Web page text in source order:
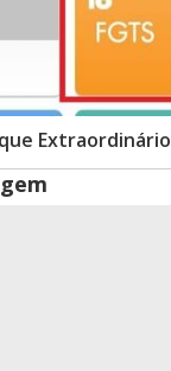
Extraordinário